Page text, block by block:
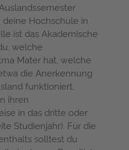
Hochschule in
ist das Akademische
welche
Mater hat, welche
die Anerkennung
funktioniert.
ihren
in das dritte oder
Studienjahr). Für die
solltest du